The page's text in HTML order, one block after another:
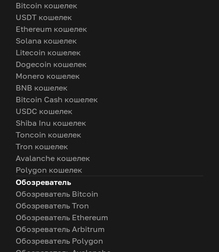
Bitcoin кошелек
USDT кошелек
Ethereum кошелек
Solana кошелек
Litecoin кошелек
Dogecoin кошелек
Monero кошелек
BNB кошелек
Bitcoin Cash кошелек
USDC кошелек
Shiba Inu кошелек
Toncoin кошелек
Tron кошелек
Avalanche кошелек
Polygon кошелек
Обозреватель
Обозреватель Bitcoin
Обозреватель Tron
Обозреватель Ethereum
Обозреватель Arbitrum
Обозреватель Polygon